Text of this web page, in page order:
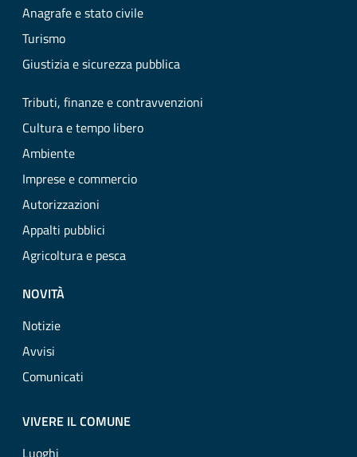
Anagrafe e stato civile
Turismo
Giustizia e sicurezza pubblica
Tributi, finanze e contravvenzioni
Cultura e tempo libero
Ambiente
Imprese e commercio
Autorizzazioni
Appalti pubblici
Agricoltura e pesca
NOVITÀ
Notizie
Avvisi
Comunicati
VIVERE IL COMUNE
Luoghi